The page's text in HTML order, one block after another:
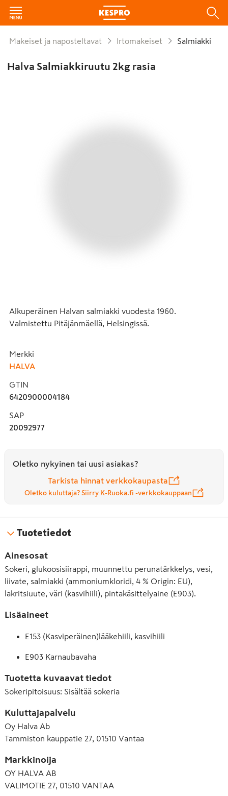
Makeiset ja naposteltavat Irtomakeiset Salmiakki
Halva Salmiakkiruutu 2kg rasia
Alkuperäinen Halvan salmiakki vuodesta 1960.
Valmistettu Pitäjänmäellä, Helsingissä.
Merkki
HALVA
GTIN
6420900004184
SAP
20092977
Oletko nykyinen tai uusi asiakas?
Tarkista hinnat verkkokaupasta
Oletko kuluttaja? Siirry K-Ruoka.fi -verkkokauppaan
Tuotetiedot
Ainesosat
Sokeri, glukoosisiirappi, muunnettu perunatärkkelys, vesi,
liivate, salmiakki (ammoniumkloridi, 4 % Origin: EU),
lakritsiuute, väri (kasvihiili), pintakäsittelyaine (E903).
Lisäaineet
E153 (Kasviperäinen)lääkehiili, kasvihiili
E903 Karnaubavaha
Tuotetta kuvaavat tiedot
Sokeripitoisuus: Sisältää sokeria
Kuluttajapalvelu
Oy Halva Ab
Tammiston kauppatie 27, 01510 Vantaa
Markkinoija
OY HALVA AB
VALIMOTIE 27, 01510 VANTAA